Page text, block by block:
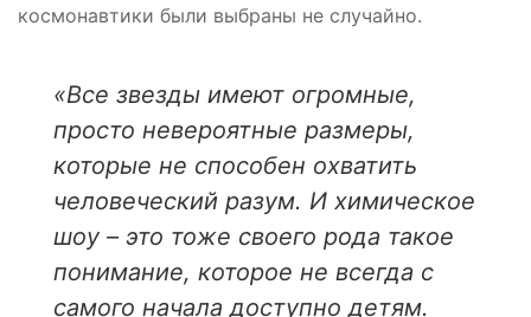
космонавтики были выбраны не случайно.
«Все звезды имеют огромные,
просто невероятные размеры,
которые не способен охватить
человеческий разум. И химическое
шоу – это тоже своего рода такое
понимание, которое не всегда с
самого начала доступно детям.